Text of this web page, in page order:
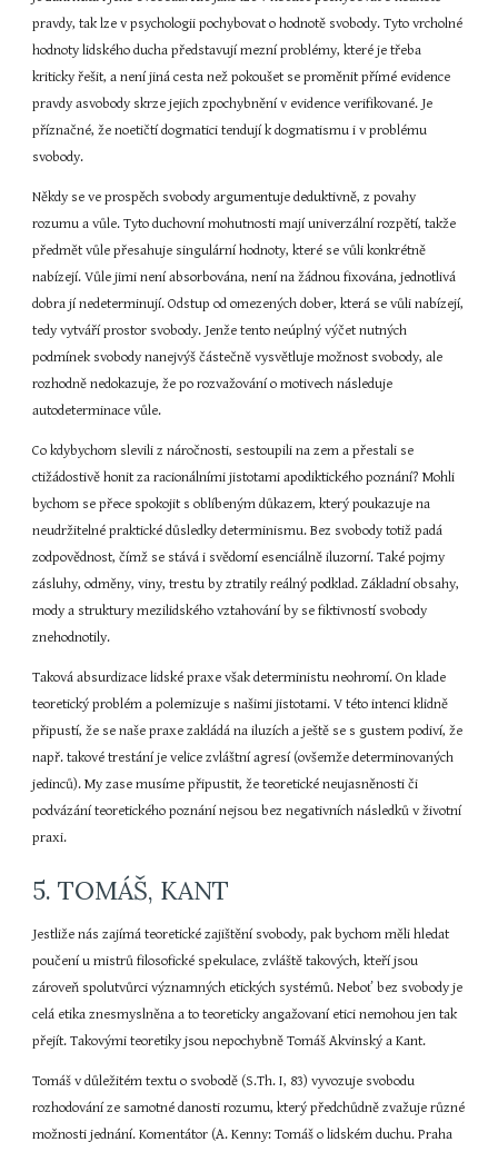
pravdy, tak lze v psychologii pochybovat o hodnotě svobody. Tyto vrcholné
hodnoty lidského ducha představují mezní problémy, které je třeba
kriticky řešit, a není jiná cesta než pokoušet se proměnit přímé evidence
pravdy asvobody skrze jejich zpochybnění v evidence verifikované. Je
příznačné, že noetičtí dogmatici tendují k dogmatismu i v problému
svobody.
Někdy se ve prospěch svobody argumentuje deduktivně, z povahy
rozumu a vůle. Tyto duchovní mohutnosti mají univerzální rozpětí, takže
předmět vůle přesahuje singulární hodnoty, které se vůli konkrétně
nabízejí. Vůle jimi není absorbována, není na žádnou fixována, jednotlivá
dobra jí nedeterminují. Odstup od omezených dober, která se vůli nabízejí,
tedy vytváří prostor svobody. Jenže tento neúplný výčet nutných
podmínek svobody nanejvýš částečně vysvětluje možnost svobody, ale
rozhodně nedokazuje, že po rozvažování o motivech následuje
autodeterminace vůle.
Co kdybychom slevili z náročnosti, sestoupili na zem a přestali se
ctižádostivě honit za racionálními jistotami apodiktického poznání? Mohli
bychom se přece spokojit s oblíbeným důkazem, který poukazuje na
neudržitelné praktické důsledky determinismu. Bez svobody totiž padá
zodpovědnost, čímž se stává i svědomí esenciálně iluzorní. Také pojmy
zásluhy, odměny, viny, trestu by ztratily reálný podklad. Základní obsahy,
mody a struktury mezilidského vztahování by se fiktivností svobody
znehodnotily.
Taková absurdizace lidské praxe však deterministu neohromí. On klade
teoretický problém a polemizuje s našimi jistotami. V této intenci klidně
připustí, že se naše praxe zakládá na iluzích a ještě se s gustem podiví, že
např. takové trestání je velice zvláštní agresí (ovšemže determinovaných
jedinců). My zase musíme připustit, že teoretické neujasněnosti či
podvázání teoretického poznání nejsou bez negativních následků v životní
praxi.
5. TOMÁŠ, KANT
Jestliže nás zajímá teoretické zajištění svobody, pak bychom měli hledat
poučení u mistrů filosofické spekulace, zvláště takových, kteří jsou
zároveň spolutvůrci významných etických systémů. Neboť bez svobody je
celá etika znesmyslněna a to teoreticky angažovaní etici nemohou jen tak
přejít. Takovými teoretiky jsou nepochybně Tomáš Akvinský a Kant.
Tomáš v důležitém textu o svobodě (S.Th. I, 83) vyvozuje svobodu
rozhodování ze samotné danosti rozumu, který předchůdně zvažuje různé
možnosti jednání. Komentátor (A. Kenny: Tomáš o lidském duchu. Praha